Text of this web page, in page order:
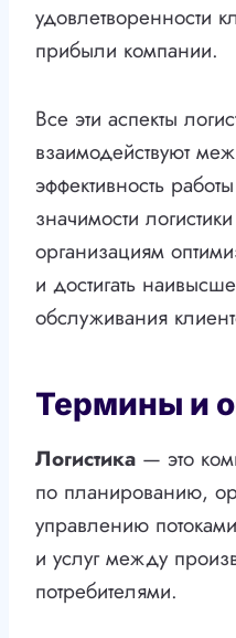
удовлетворенности
прибыли компании.
Все эти аспекты
взаимодействуют
эффективность
значимости
организациям
и достигать
обслуживания
Термины и
Логистика — это
по планированию,
управлению
и услуг между
потребителями.